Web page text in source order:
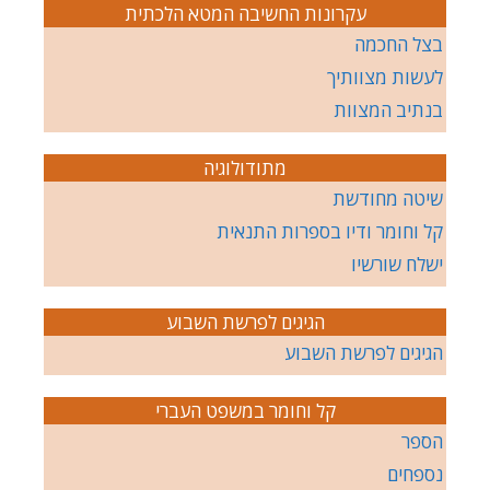
עקרונות החשיבה המטא הלכתית
בצל החכמה
לעשות מצוותיך
בנתיב המצוות
מתודולוגיה
שיטה מחודשת
קל וחומר ודיו בספרות התנאית
ישלח שורשיו
הגיגים לפרשת השבוע
הגיגים לפרשת השבוע
קל וחומר במשפט העברי
הספר
נספחים